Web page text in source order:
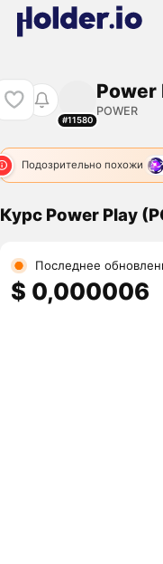
#11580
Power
POWER
Подозрительно похожи
Курс Power Play
Последнее
$ 0,000006